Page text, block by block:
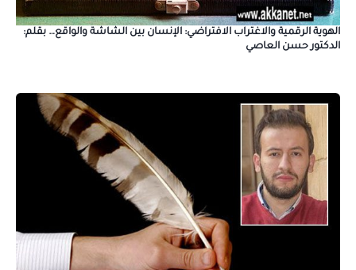
الهوية الرقمية والاغتراب الافتراضي: الإنسان بين الشاشة والواقع… بقلم:
الدكتور حسن العاصي